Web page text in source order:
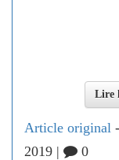
Lire
Article original -
2019 |
0